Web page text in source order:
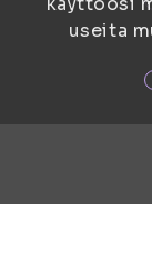
useita